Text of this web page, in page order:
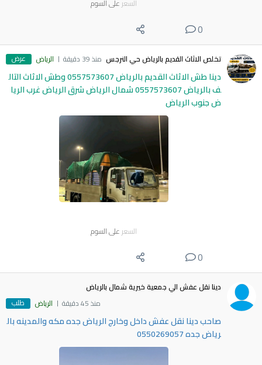
السعر على السوم
0
تخلص الاثاث القديم بالرياض حي النرجس منذ 39 دقيقة الرياض عرض
دينا طش الاثاث القديم بالرياض 0557573607 وطش الاثاث التال
ف بالرياض 0557573607 شمال الرياض شرق الرياض غرب الريا
ض جنوب الرياض
السعر على السوم
0
دينا نقل عفش الي جمعية خيرية شمال بالرياض
منذ 45 دقيقة
الرياض طلب
صاحب دينا نقل عفش داخل وخارج الرياض جده مكه والمدينه بال
رياض جده 0550269057